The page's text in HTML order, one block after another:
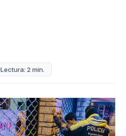
Lectura: 2 min.